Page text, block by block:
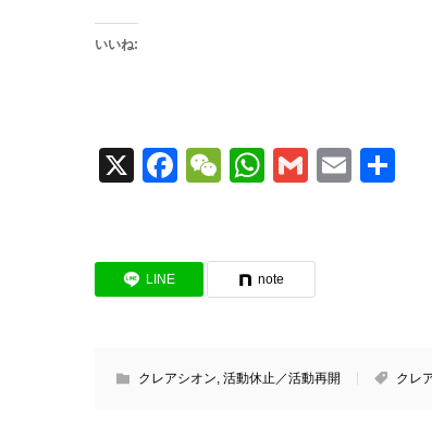
いいね:
X Facebook
WeChat
WhatsApp
GmailEmail
LINE note
クレアシオン, 活動休止／活動再開 クレ